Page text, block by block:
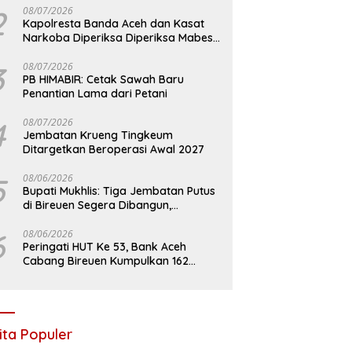
08/07/2026
Kapolresta Banda Aceh dan Kasat
Narkoba Diperiksa Diperiksa Mabes
08/07/2026
PB HIMABIR: Cetak Sawah Baru
Penantian Lama dari Petani
08/07/2026
Jembatan Krueng Tingkeum
Ditargetkan Beroperasi Awal 2027
08/06/2026
Bupati Mukhlis: Tiga Jembatan Putus
di Bireuen Segera Dibangun,
08/06/2026
Peringati HUT Ke 53, Bank Aceh
Cabang Bireuen Kumpulkan 162
Populer